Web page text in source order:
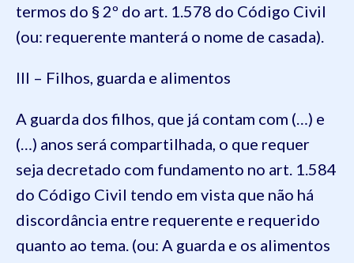
termos do § 2º do art. 1.578 do Código Civil
(ou: requerente manterá o nome de casada).
III – Filhos, guarda e alimentos
A guarda dos filhos, que já contam com (…) e
(…) anos será compartilhada, o que requer
seja decretado com fundamento no art. 1.584
do Código Civil tendo em vista que não há
discordância entre requerente e requerido
quanto ao tema. (ou: A guarda e os alimentos